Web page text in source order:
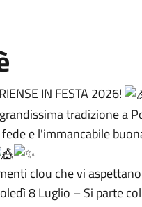
IN FESTA 2026!
tradizione a
e l'immancabile
clou che vi
8 Luglio – Si parte